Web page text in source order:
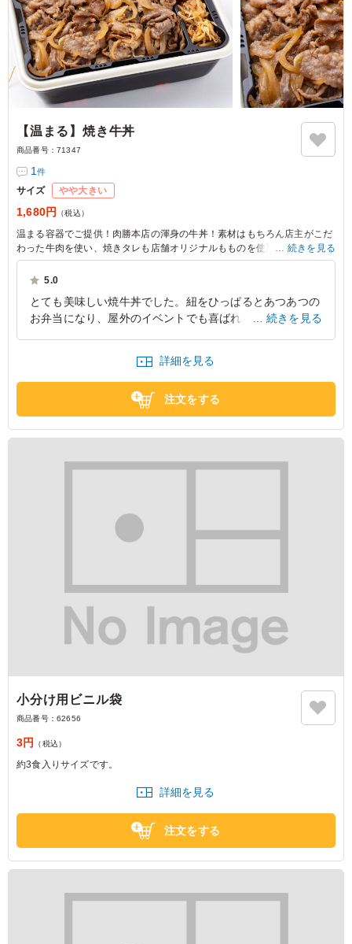
【温まる】焼き牛丼
商品番号： 71347
1件
サイズ やや大きい
1,680円 （税込）
温まる容器でご提供！肉勝本店の渾身の牛丼！素材はもちろん店主がこだ
わった牛肉を使い、焼きタレも店舗オリジナルもものを使用！下のヒモを
引けば5分でほかほかの牛丼になります！
続きを見る
5.0
とても美味しい焼牛丼でした。紐をひっぱるとあつあつの
お弁当になり、屋外のイベントでも喜ばれるかと思いまし
し上げ底感がありました。でもお弁当はおいしかったで
す。
続きを見る
詳細を見る
注文をする
小分け用ビニル袋
商品番号： 62656
3円 （税込）
約3食入りサイズです。
詳細を見る
注文をする